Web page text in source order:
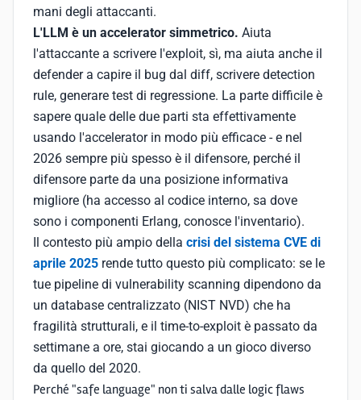
mani degli attaccanti.
L'LLM è un accelerator simmetrico. Aiuta
l'attaccante a scrivere l'exploit, sì, ma aiuta anche il
defender a capire il bug dal diff, scrivere detection
rule, generare test di regressione. La parte difficile è
sapere quale delle due parti sta effettivamente
usando l'accelerator in modo più efficace - e nel
2026 sempre più spesso è il difensore, perché il
difensore parte da una posizione informativa
migliore (ha accesso al codice interno, sa dove
sono i componenti Erlang, conosce l'inventario).
Il contesto più ampio della crisi del sistema CVE di
aprile 2025 rende tutto questo più complicato: se le
tue pipeline di vulnerability scanning dipendono da
un database centralizzato (NIST NVD) che ha
fragilità strutturali, e il time-to-exploit è passato da
settimane a ore, stai giocando a un gioco diverso
da quello del 2020.
Perché "safe language" non ti salva dalle logic flaws